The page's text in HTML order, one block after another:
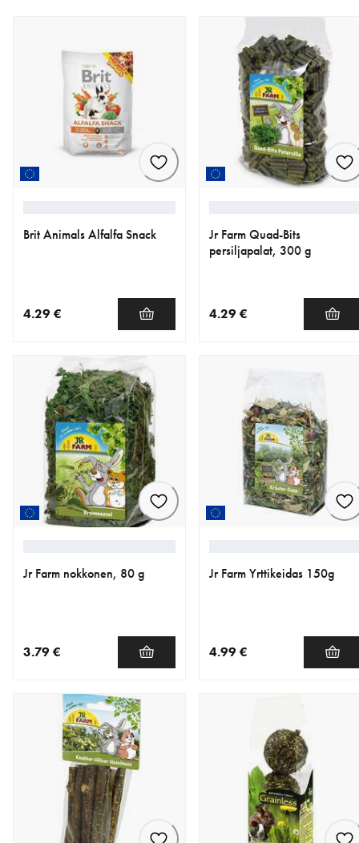
Brit Animals Alfalfa Snack
4.29 €
Jr Farm Quad-Bits
persiljapalat, 300 g
4.29 €
Jr Farm nokkonen, 80 g
3.79 €
Jr Farm Yrttikeidas 150g
4.99 €